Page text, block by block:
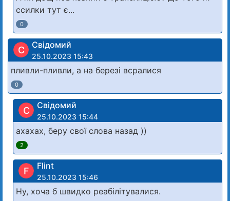
ссилки тут є...
0
С Свідомий
25.10.2023 15:43
пливли-пливли, а на березі всралися
0
С Свідомий
25.10.2023 15:44
ахахах, беру свої слова назад ))
2
F Flint
25.10.2023 15:46
Ну, хоча б швидко реабілітувалися.